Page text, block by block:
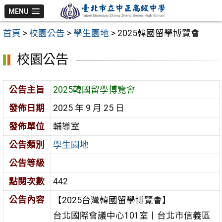
跳
至
主
MENU
首頁 > 校園公告 > 學生園地 > 2025韓國留學博覽會
校園公告
公告主旨
2025韓國留學博覽會
發佈日期
2025 年 9 月 25 日
發佈單位
輔導室
公告類別
學生園地
公告等級
點閱次數
442
公告內容
【2025台灣韓國留學博覽會】
台北國際會議中心101室丨台北市信義區